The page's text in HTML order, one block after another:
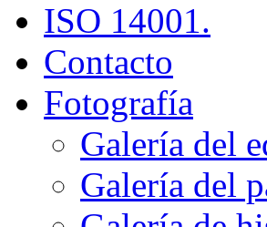
ISO 14001.
Contacto
Fotografía
Galería del
Galería del